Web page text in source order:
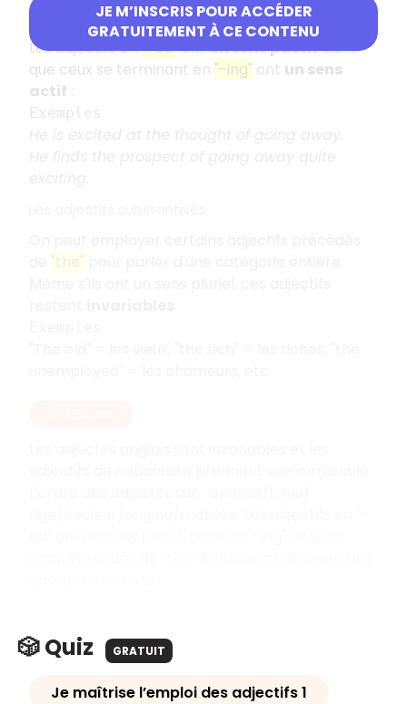
JE M’INSCRIS POUR ACCÉDER
GRATUITEMENT À CE CONTENU
Les adjectifs en "-ed" et en "-ing"
Les adjectifs en"-ed"ontun sens passifalors
que ceux se terminant en "-ing" ont un sens
actif :
Exemples
🎲 Quiz GRATUIT
Je maîtrise l’emploi des adjectifs 1